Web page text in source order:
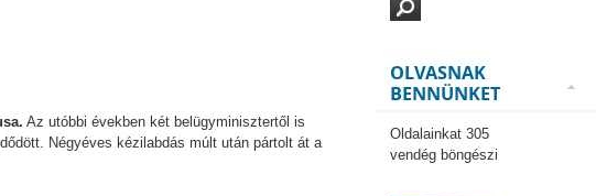
Az utóbbi években két belügyminisztertől is
Négyéves kézilabdás múlt után pártolt át a
OLVASNAK
BENNÜNKET
Oldalainkat 305
vendég böngészi